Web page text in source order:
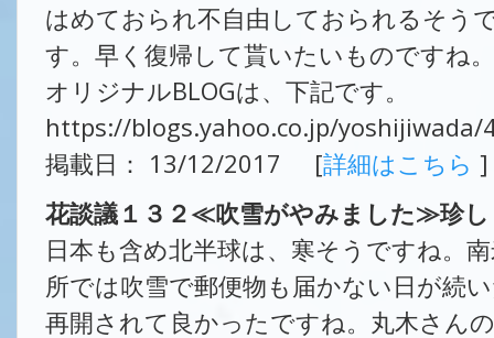
はめておられ不自由しておられるそう
す。早く復帰して貰いたいものですね。
オリジナルBLOGは、下記です。
https://blogs.yahoo.co.jp/yoshijiwada/
掲載日： 13/12/2017 [詳細はこちら ]
花談議１３２≪吹雪がやみました≫珍
日本も含め北半球は、寒そうですね。
所では吹雪で郵便物も届かない日が続
再開されて良かったですね。丸木さん